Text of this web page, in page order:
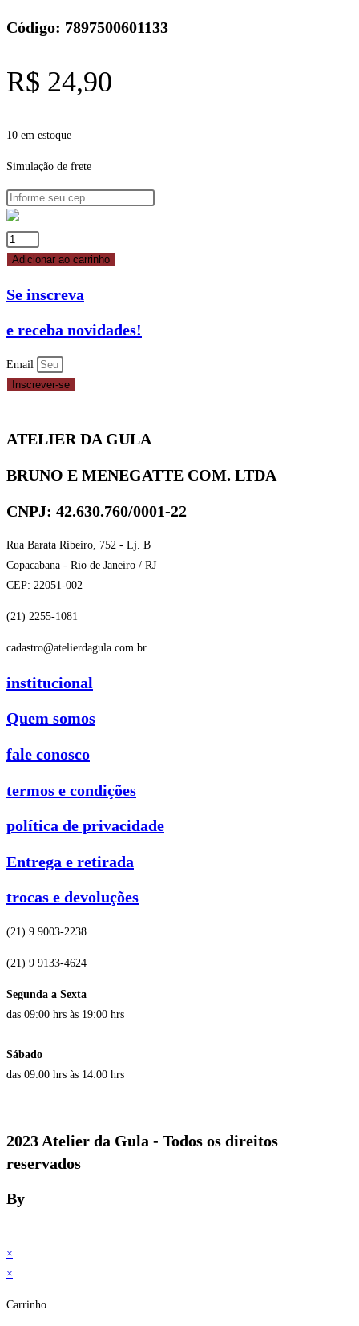
Código: 7897500601133
R$ 24,90
10 em estoque
Simulação de frete
RECHEIO
SABOR
FORN.1,01KG
PRINCIPIO
-
00133
Adicionar ao carrinho
Se inscreva
e receba novidades!
Email
Inscrever-se
ATELIER DA GULA
BRUNO E MENEGATTE COM. LTDA
CNPJ: 42.630.760/0001-22
Rua Barata Ribeiro, 752 - Lj. B
Copacabana - Rio de Janeiro / RJ
CEP: 22051-002
(21) 2255-1081
cadastro@atelierdagula.com.br
institucional
Quem somos
fale conosco
termos e condições
política de privacidade
Entrega e retirada
trocas e devoluções
(21) 9 9003-2238
(21) 9 9133-4624
Segunda a Sexta
das 09:00 hrs às 19:00 hrs
Sábado
das 09:00 hrs às 14:00 hrs
2023 Atelier da Gula - Todos os direitos
reservados
By
×
×
Carrinho